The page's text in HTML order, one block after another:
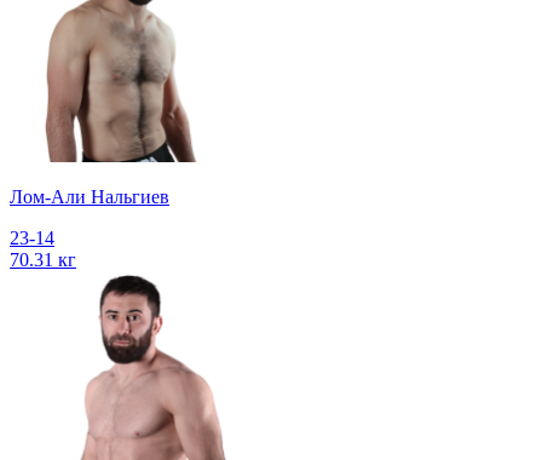
Лом-Али Нальгиев
23-14
70.31 кг